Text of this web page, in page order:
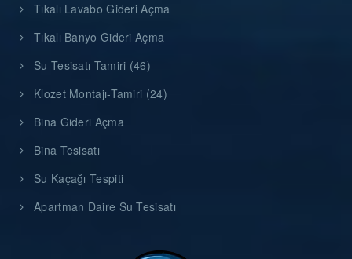
Tıkalı Lavabo Gideri Açma
Tıkalı Banyo Gideri Açma
Su Tesisatı Tamiri (46)
Klozet Montajı-Tamiri (24)
Bina Gideri Açma
Bina Tesisatı
Su Kaçağı Tespiti
Apartman Daire Su Tesisatı